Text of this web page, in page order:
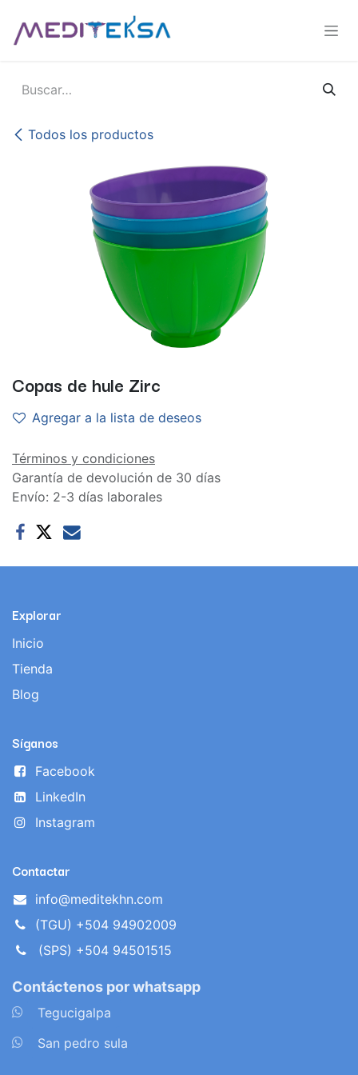
Todos los productos
Copas de hule Zirc
Agregar a la lista de deseos
Términos y condiciones
Garantía de devolución de 30 días
Envío: 2-3 días laborales
Explorar
Inicio
Tienda
Blog
Síganos
Facebook
LinkedIn
Instagram
Contactar
info@meditekhn.com
(TGU) +504 94902009
(SPS) +504 94501515
Contáctenos por whatsapp
Tegucigalpa
San pedro sula